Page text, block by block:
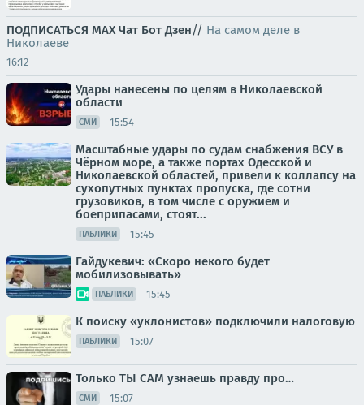
ПОДПИСАТЬСЯ МАХ Чат Бот Дзен// На самом деле в
Николаеве
16:12
Удары нанесены по целям в Николаевской
области
СМИ 15:54
Масштабные удары по судам снабжения ВСУ в
Чёрном море, а также портах Одесской и
Николаевской областей, привели к коллапсу на
сухопутных пунктах пропуска, где сотни
грузовиков, в том числе с оружием и
боеприпасами, стоят...
ПАБЛИКИ 15:45
Гайдукевич: «Скоро некого будет
мобилизовывать»
ПАБЛИКИ 15:45
К поиску «уклонистов» подключили налоговую
ПАБЛИКИ 15:07
Только ТЫ САМ узнаешь правду про…
СМИ 15:07